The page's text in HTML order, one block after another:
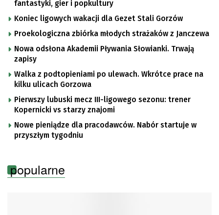
fantastyki, gier i popkultury
Koniec ligowych wakacji dla Gezet Stali Gorzów
Proekologiczna zbiórka młodych strażaków z Janczewa
Nowa odsłona Akademii Pływania Słowianki. Trwają
zapisy
Walka z podtopieniami po ulewach. Wkrótce prace na
kilku ulicach Gorzowa
Pierwszy lubuski mecz III-ligowego sezonu: trener
Kopernicki vs starzy znajomi
Nowe pieniądze dla pracodawców. Nabór startuje w
przyszłym tygodniu
popularne